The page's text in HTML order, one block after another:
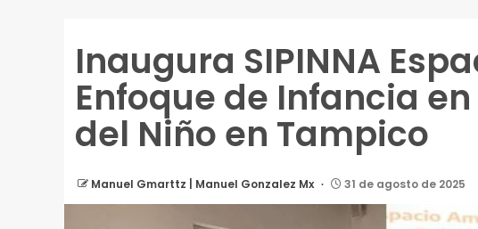
Inaugura SIPINNA
Enfoque de Infancia
del Niño en Tampico
Manuel Gmarttz | Manuel Gonzalez Mx 31 de agosto de 2025